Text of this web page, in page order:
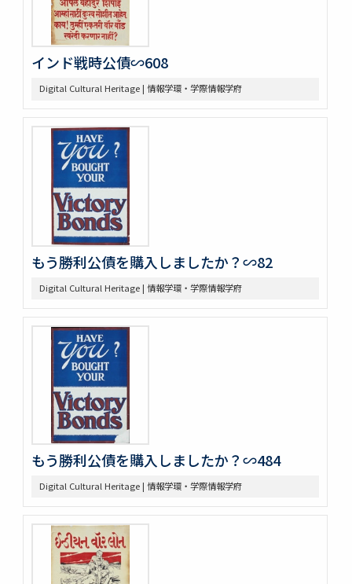
インド戦時公債∽608
Digital Cultural Heritage | 情報学環・学際情報学府
もう勝利公債を購入しましたか？∽82
Digital Cultural Heritage | 情報学環・学際情報学府
もう勝利公債を購入しましたか？∽484
Digital Cultural Heritage | 情報学環・学際情報学府